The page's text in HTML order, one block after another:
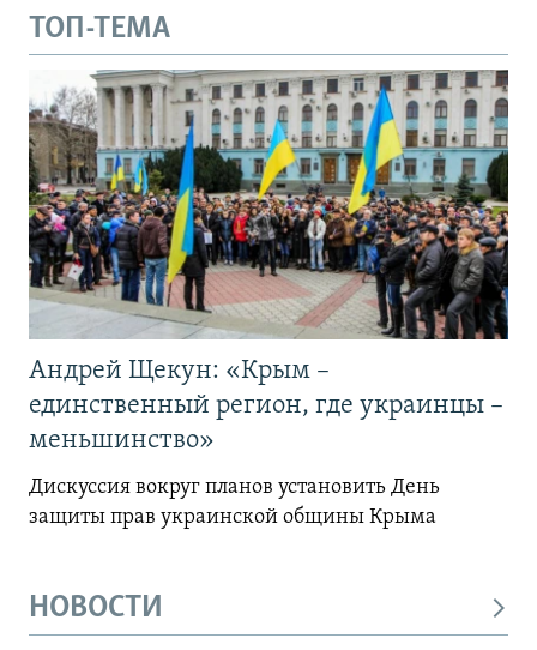
ТОП-ТЕМА
Андрей Щекун: «Крым –
единственный регион, где украинцы –
меньшинство»
Дискуссия вокруг планов установить День
защиты прав украинской общины Крыма
НОВОСТИ